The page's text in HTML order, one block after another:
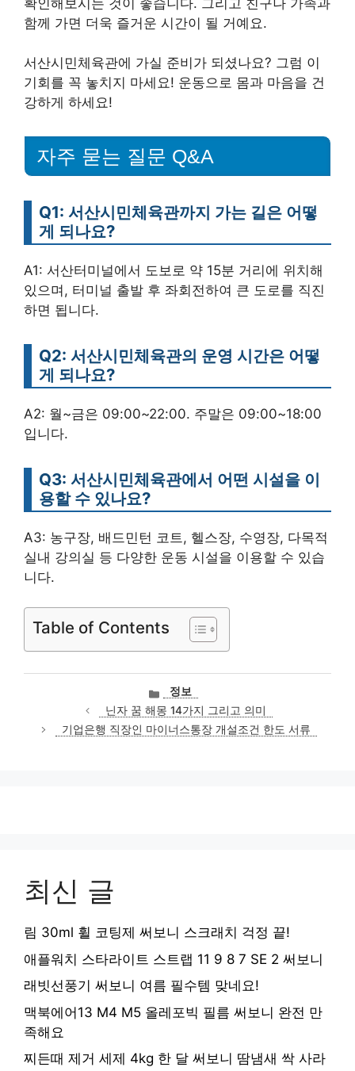
함께 가면 더욱 즐거운 시간이 될 거예요.
서산시민체육관에 가실 준비가 되셨나요? 그럼 이
기회를 꼭 놓치지 마세요! 운동으로 몸과 마음을 건
강하게 하세요!
자주 묻는 질문 Q&A
Q1: 서산시민체육관까지 가는 길은 어떻
게 되나요?
A1: 서산터미널에서 도보로 약 15분 거리에 위치해
있으며, 터미널 출발 후 좌회전하여 큰 도로를 직진
하면 됩니다.
Q2: 서산시민체육관의 운영 시간은 어떻
게 되나요?
A2: 월~금은 09:00~22:00. 주말은 09:00~18:00
입니다.
Q3: 서산시민체육관에서 어떤 시설을 이
용할 수 있나요?
A3: 농구장, 배드민턴 코트, 헬스장, 수영장, 다목적
실내 강의실 등 다양한 운동 시설을 이용할 수 있습
니다.
Table of Contents
카
테
고
리
정보
닌자 꿈 해몽 14가지 그리고 의미
기업은행 직장인 마이너스통장 개설조건 한도 서류
최신 글
림 30ml 휠 코팅제 써보니 스크래치 걱정 끝!
애플워치 스타라이트 스트랩 11 9 8 7 SE 2 써보니
래빗선풍기 써보니 여름 필수템 맞네요!
맥북에어13 M4 M5 올레포빅 필름 써보니 완전 만
족해요
찌든때 제거 세제 4kg 한 달 써보니 땀냄새 싹 사라